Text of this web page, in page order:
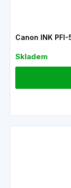
Canon INK PFI-
Skladem